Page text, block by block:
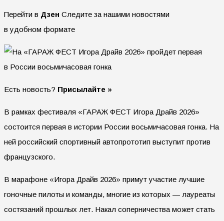
Перейти в Дзен Следите за нашими новостями
в удобном формате
Есть новость? Присылайте »
В рамках фестиваля «ГАРАЖ ФЕСТ Игора Драйв 2026»
состоится первая в истории России восьмичасовая гонка. На
ней российский спортивный автопрототип выступит против
французского.
В марафоне «Игора Драйв 2026» примут участие лучшие
гоночные пилоты и команды, многие из которых — лауреаты
состязаний прошлых лет. Накал соперничества может стать